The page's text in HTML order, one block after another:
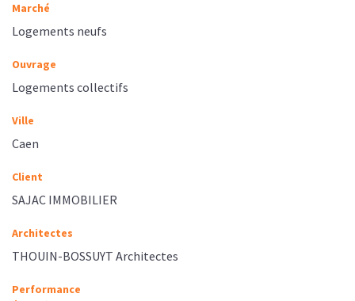
Marché
Logements neufs
Ouvrage
Logements collectifs
Ville
Caen
Client
SAJAC IMMOBILIER
Architectes
THOUIN-BOSSUYT Architectes
Performance